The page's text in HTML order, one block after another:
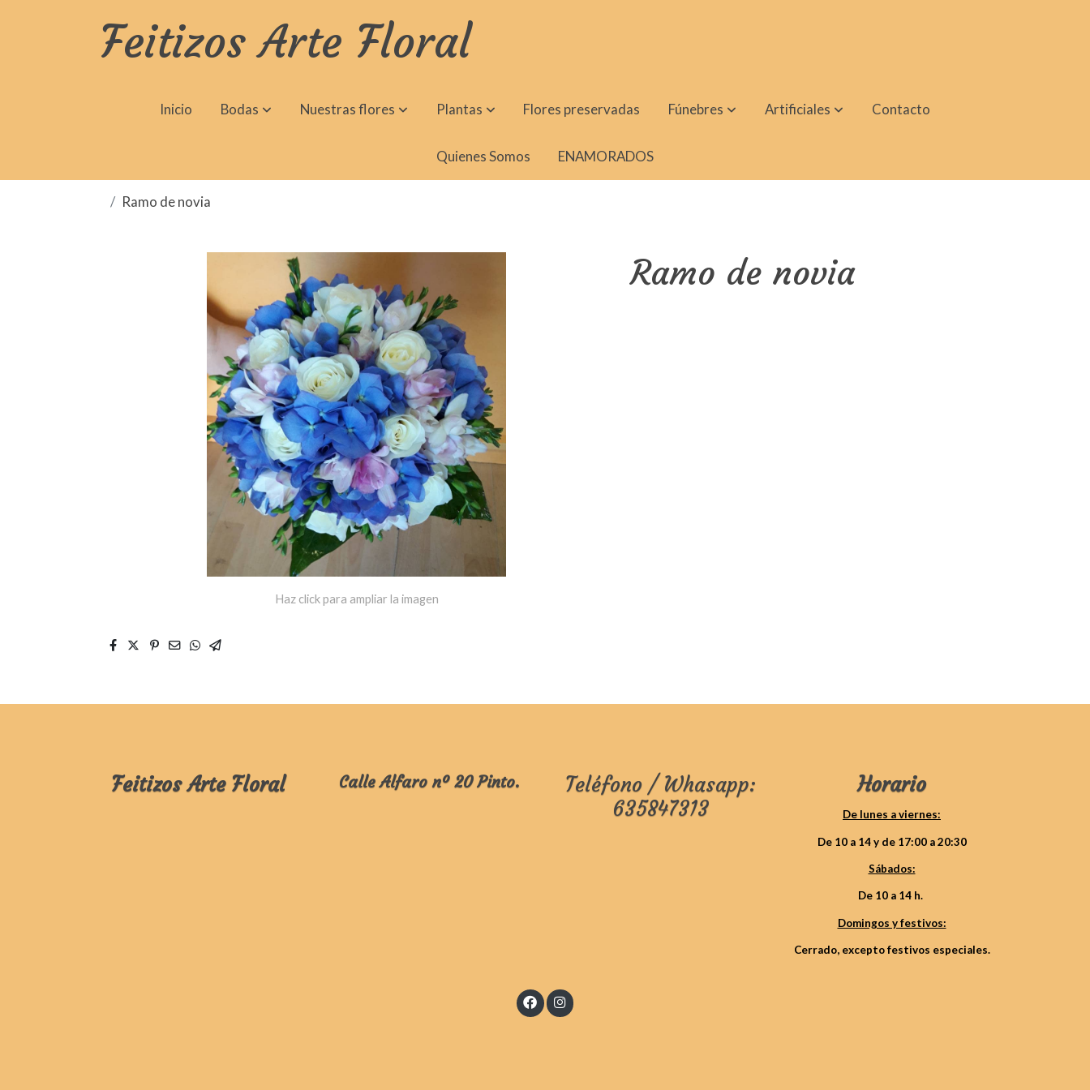
Feitizos Arte Floral
Inicio Bodas Nuestras flores Plantas Flores preservadas Fúnebres Artificiales Contacto
Quienes Somos ENAMORADOS
Ramo de novia
Haz click para ampliar la imagen
Ramo de novia
Feitizos Arte Floral Calle Alfaro nº 20 Pinto.
Teléfono / Whasapp:
635847313
Horario
De lunes a viernes:
De 10 a 14 y de 17:00 a 20:30
Sábados:
De 10 a 14 h.
Domingos y festivos:
Cerrado, excepto festivos especiales.